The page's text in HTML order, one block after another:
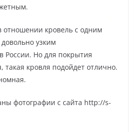
отношении кровель с одним
узким
России. Но для покрытия
кровля подойдет отлично.
фотографии с сайта http://s-